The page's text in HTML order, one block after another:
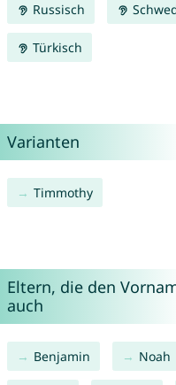
Russisch
Türkisch
Varianten
Timmothy
Eltern, die den
auch
Benjamin Noah